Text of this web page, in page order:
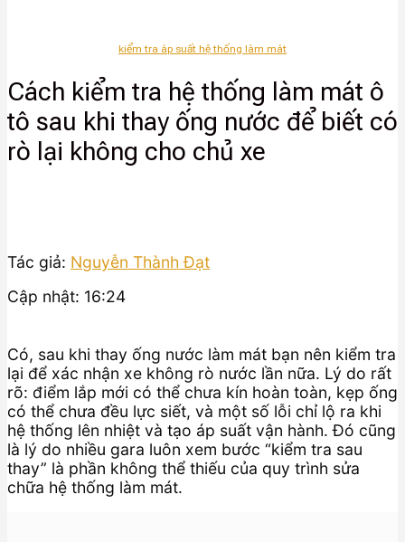
kiểm tra áp suất hệ thống làm mát
Cách kiểm tra hệ thống làm mát ô
tô sau khi thay ống nước để biết có
rò lại không cho chủ xe
Tác giả: Nguyễn Thành Đạt
Cập nhật: 16:24
Có, sau khi thay ống nước làm mát bạn nên kiểm tra
lại để xác nhận xe không rò nước lần nữa. Lý do rất
rõ: điểm lắp mới có thể chưa kín hoàn toàn, kẹp ống
có thể chưa đều lực siết, và một số lỗi chỉ lộ ra khi
hệ thống lên nhiệt và tạo áp suất vận hành. Đó cũng
là lý do nhiều gara luôn xem bước “kiểm tra sau
thay” là phần không thể thiếu của quy trình sửa
chữa hệ thống làm mát.